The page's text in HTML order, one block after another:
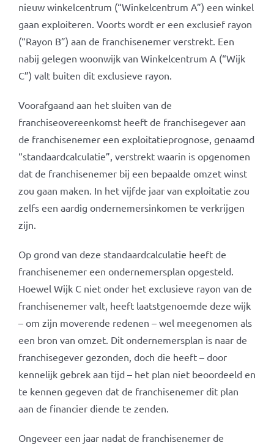
nieuw winkelcentrum (“Winkelcentrum A”) een winkel
gaan exploiteren. Voorts wordt er een exclusief rayon
(“Rayon B”) aan de franchisenemer verstrekt. Een
nabij gelegen woonwijk van Winkelcentrum A (“Wijk
C”) valt buiten dit exclusieve rayon.
Voorafgaand aan het sluiten van de
franchiseovereenkomst heeft de franchisegever aan
de franchisenemer een exploitatieprognose, genaamd
“standaardcalculatie”, verstrekt waarin is opgenomen
dat de franchisenemer bij een bepaalde omzet winst
zou gaan maken. In het vijfde jaar van exploitatie zou
zelfs een aardig ondernemersinkomen te verkrijgen
zijn.
Op grond van deze standaardcalculatie heeft de
franchisenemer een ondernemersplan opgesteld.
Hoewel Wijk C niet onder het exclusieve rayon van de
franchisenemer valt, heeft laatstgenoemde deze wijk
– om zijn moverende redenen – wel meegenomen als
een bron van omzet. Dit ondernemersplan is naar de
franchisegever gezonden, doch die heeft – door
kennelijk gebrek aan tijd – het plan niet beoordeeld en
te kennen gegeven dat de franchisenemer dit plan
aan de financier diende te zenden.
Ongeveer een jaar nadat de franchisenemer de